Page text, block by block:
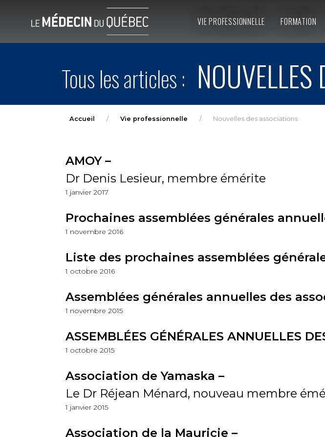
VIE PROFESSIONNELLE FORMATION
Tous les articles : NOUVELLES
Accueil Vie professionnelle Nouvelles des associations
AMOY –
Dr Denis Lesieur, membre émérite
1 janvier 2017
Prochaines assemblées générales
1 novembre 2016
Liste des prochaines assemblées
1 octobre 2016
Assemblées générales annuelles des
1 novembre 2015
ASSEMBLÉES GÉNÉRALES ANNUELLES
1 octobre 2015
Association de Yamaska –
Le Dr Réjean Ménard, nouveau membre
1 janvier 2015
Association de la Mauricie –